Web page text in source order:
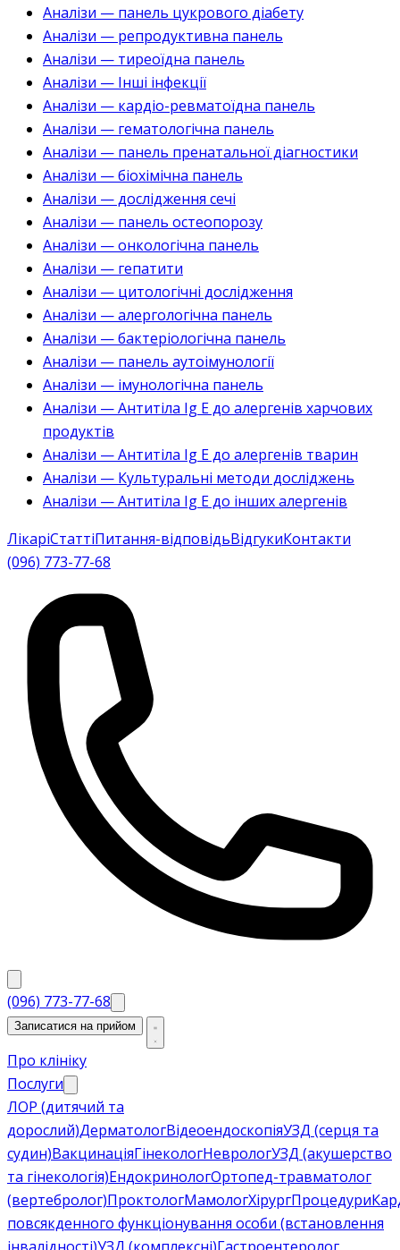
Аналізи — панель цукрового діабету
Аналізи — репродуктивна панель
Аналізи — тиреоїдна панель
Аналізи — Інші інфекції
Аналізи — кардіо-ревматоїдна панель
Аналізи — гематологічна панель
Аналізи — панель пренатальної діагностики
Аналізи — біохімічна панель
Аналізи — дослідження сечі
Аналізи — панель остеопорозу
Аналізи — онкологічна панель
Аналізи — гепатити
Аналізи — цитологічні дослідження
Аналізи — алергологічна панель
Аналізи — бактеріологічна панель
Аналізи — панель аутоімунології
Аналізи — імунологічна панель
Аналізи — Антитіла Ig E до алергенів харчових
продуктів
Аналізи — Антитіла Ig E до алергенів тварин
Аналізи — Культуральні методи досліджень
Аналізи — Антитіла Ig E до інших алергенів
ЛікаріСтаттіПитання-відповідьВідгукиКонтакти
(096) 773-77-68
(096) 773-77-68
Записатися на прийом
Про клініку
Послуги
ЛОР (дитячий та
дорослий)ДерматологВідеоендоскопіяУЗД (серця та
судин)ВакцинаціяГінекологНеврологУЗД (акушерство
та гінекологія)ЕндокринологОртопед-травматолог
(вертебролог)ПроктологМамологХірургПроцедури
повсякденного функціонування особи (встановлення